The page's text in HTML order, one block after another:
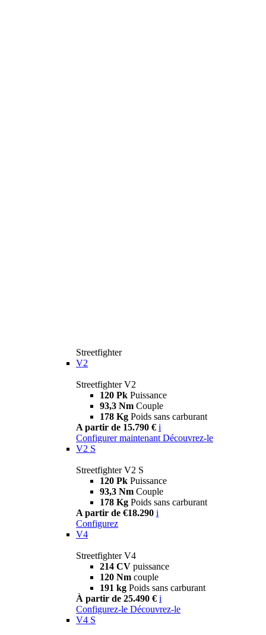
Streetfighter
V2
Streetfighter V2
120 Pk Puissance
93,3 Nm Couple
178 Kg Poids sans carburant
A partir de 15.790 € i
Configurer maintenant Découvrez-le
V2 S
Streetfighter V2 S
120 Pk Puissance
93,3 Nm Couple
178 Kg Poids sans carburant
A partir de €18.290 i
Configurez
V4
Streetfighter V4
214 CV puissance
120 Nm couple
191 kg Poids sans carburant
À partir de 25.490 € i
Configurez-le Découvrez-le
V4 S